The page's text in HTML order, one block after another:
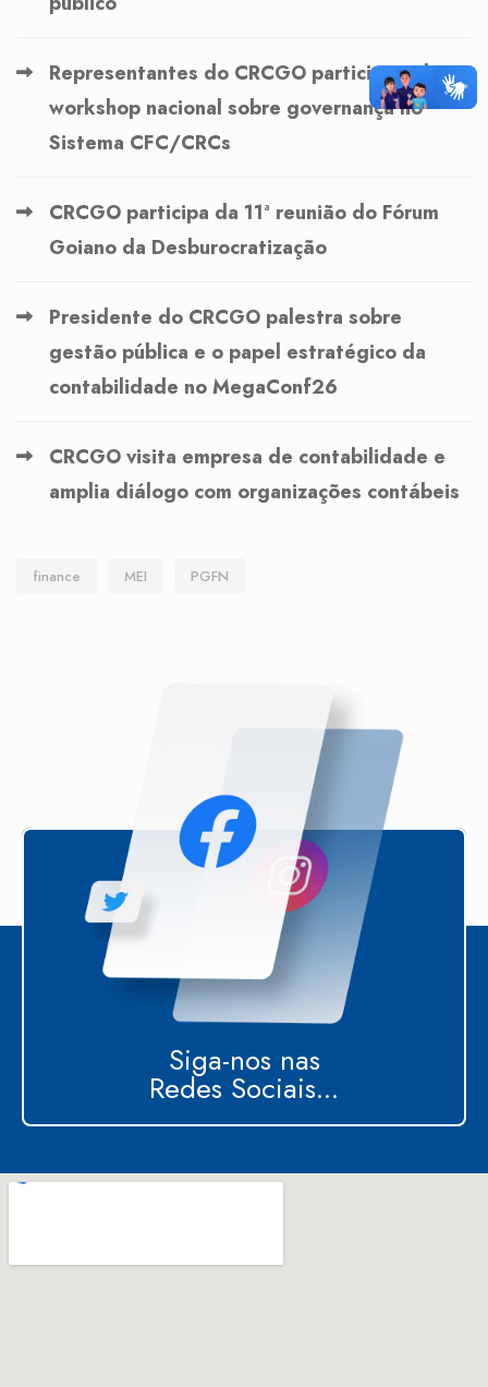
Representantes do CRCGO participam de
workshop nacional sobre governança no
Sistema CFC/CRCs
CRCGO participa da 11ª reunião do Fórum
Goiano da Desburocratização
Presidente do CRCGO palestra sobre
gestão pública e o papel estratégico da
contabilidade no MegaConf26
CRCGO visita empresa de contabilidade e
amplia diálogo com organizações contábeis
finance MEI PGFN
Siga-nos nas
Redes Sociais...